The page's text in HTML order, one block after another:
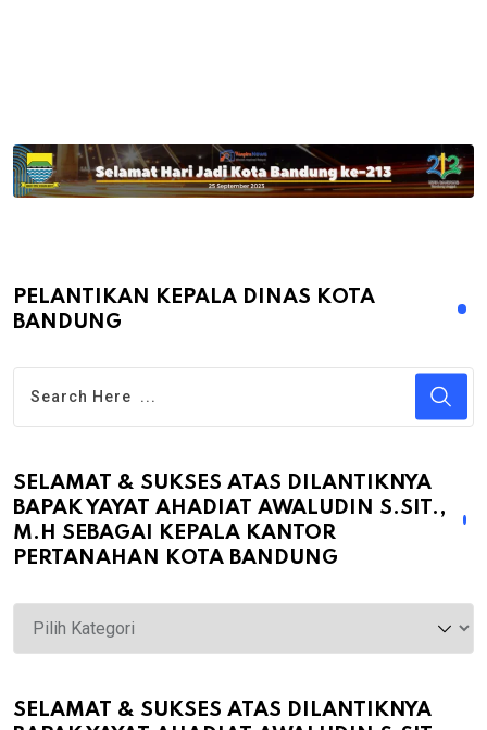
PELANTIKAN KEPALA DINAS KOTA
BANDUNG
SELAMAT & SUKSES ATAS DILANTIKNYA
BAPAK YAYAT AHADIAT AWALUDIN S.SIT.,
M.H SEBAGAI KEPALA KANTOR
PERTANAHAN KOTA BANDUNG
atas
SELAMAT & SUKSES ATAS DILANTIKNYA